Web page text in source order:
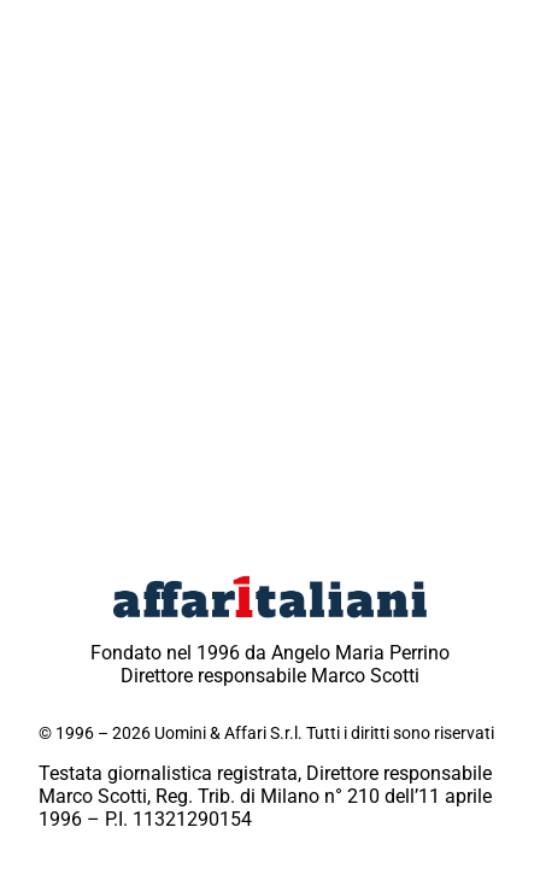
Fondato nel 1996 da Angelo Maria Perrino
Direttore responsabile Marco Scotti
© 1996 – 2026 Uomini & Affari S.r.l. Tutti i diritti sono riservati
Testata giornalistica registrata, Direttore responsabile
Marco Scotti, Reg. Trib. di Milano n° 210 dell’11 aprile
1996 – P.I. 11321290154